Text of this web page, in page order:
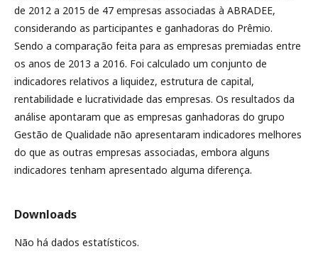
de 2012 a 2015 de 47 empresas associadas à ABRADEE,
considerando as participantes e ganhadoras do Prêmio.
Sendo a comparação feita para as empresas premiadas entre
os anos de 2013 a 2016. Foi calculado um conjunto de
indicadores relativos a liquidez, estrutura de capital,
rentabilidade e lucratividade das empresas. Os resultados da
análise apontaram que as empresas ganhadoras do grupo
Gestão de Qualidade não apresentaram indicadores melhores
do que as outras empresas associadas, embora alguns
indicadores tenham apresentado alguma diferença.
Downloads
Não há dados estatísticos.